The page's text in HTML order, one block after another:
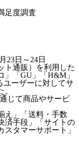
足度調査
23日～24日
ト通販）を利用した
」「GU」「H&M」
ユーザーに対してサ
じて商品やサービ
え」「送料・手数
済手段」「サイトの
タマーサポート」